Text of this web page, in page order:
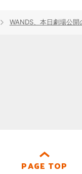
WANDS、本日劇場公
PAGE TOP